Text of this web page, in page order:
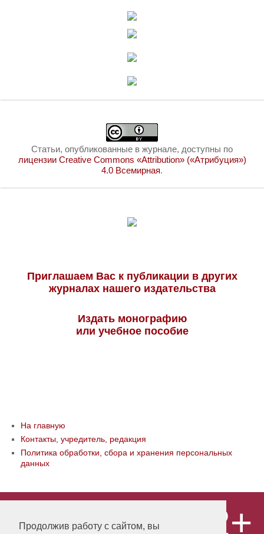
Продолжив работу с сайтом, вы
Статьи, опубликованные в журнале, доступны по
лицензии Creative Commons «Attribution» («Атрибуция»)
4.0 Всемирная.
Приглашаем Вас к публикации в других
журналах нашего издательства
Издать монографию
или учебное пособие
На главную
Контакты, учредитель, редакция
Политика обработки, сбора и хранения персональных
данных
«Publishing company «World of science»,
LLC Материалы, размещенные на сайте,
12+